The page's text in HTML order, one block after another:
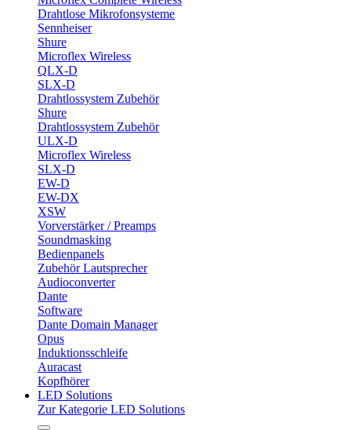
Drahtlose Mikrofonsysteme
Sennheiser
Shure
Microflex Wireless
QLX-D
SLX-D
Drahtlossystem Zubehör
Shure
Drahtlossystem Zubehör
ULX-D
Microflex Wireless
SLX-D
EW-D
EW-DX
XSW
Vorverstärker / Preamps
Soundmasking
Bedienpanels
Zubehör Lautsprecher
Audioconverter
Dante
Software
Dante Domain Manager
Opus
Induktionsschleife
Auracast
Kopfhörer
LED Solutions
Zur Kategorie LED Solutions